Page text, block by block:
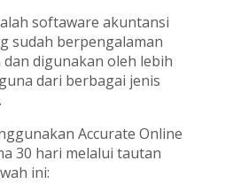
softaware akuntansi
sudah berpengalaman
digunakan oleh lebih
dari berbagai jenis
Accurate Online
30 hari melalui tautan
ini: